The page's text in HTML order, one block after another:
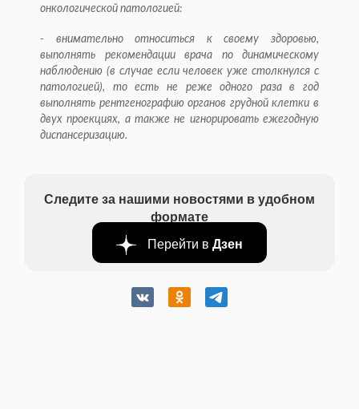
онкологической патологией:
- внимательно относиться к своему здоровью,
выполнять рекомендации врача по динамическому
наблюдению (в случае есличеловек уже столкнулся с
патологией), то есть не реже одного раза в год
выполнять рентгенографию органов грудной клетки в
двух проекциях, а также не игнорировать ежегодную
диспансеризацию.
Следите за нашими новостями в удобном
формате
Перейти в Дзен